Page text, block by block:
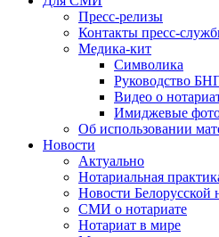
Пресс-релизы
Контакты пресс-
Медика-кит
Символика
Руководство
Видео о
Имиджевые
Об использовании
Новости
Актуально
Нотариальная
Новости Белорусской
СМИ о нотариате
Нотариат в мире